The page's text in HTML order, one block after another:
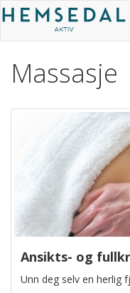
Gå
til
hovedinnhold
Massasje
Ansikts- og
Unn deg selv en herlig